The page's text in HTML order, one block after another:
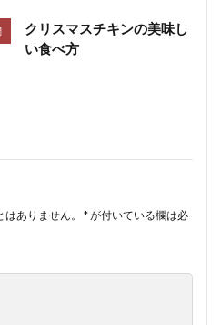
クリスマスチキンの美味し
い食べ方
ありません。 *が付いている欄は必